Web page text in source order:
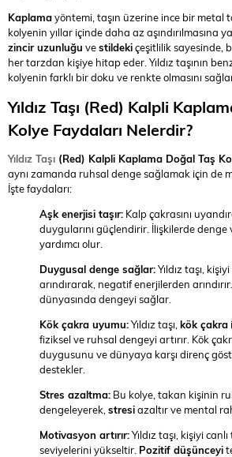
Kaplamayöntemi, taşın üzerine ince bir metal
kolyenin yıllar içinde daha az aşındırılmasına
zincir uzunluğu vestildekiçeşitlilik sayesinde,
her tarzdan kişiye hitap eder. Yıldız taşının
kolyenin farklı bir doku ve renkte olmasını
Yıldız Taşı (Red) Kalpli
Kolye Faydaları Nelerdir?
Yıldız Taşı (Red) Kalpli Kaplama Doğal Taş
aynı zamanda ruhsal denge sağlamak için de
İşte faydaları:
Aşk enerjisi taşır: Kalp çakrasını
duygularını güçlendirir. İlişkilerde
yardımcı olur.
Duygusal denge sağlar:Yıldız taşı,
arındırarak, negatif enerjilerden
dünyasında dengeyi sağlar.
Kök çakra uyumu:Yıldız taşı, kök çakra
fiziksel ve ruhsal dengeyi artırır. Kök
duygusunu ve dünyaya karşı direnç
destekler.
Stres azaltma: Bu kolye, takan kişinin
dengeleyerek, stresiazaltır ve mental
Motivasyon artırır:Yıldız taşı, kişiyi
seviyelerini yükseltir. Pozitif düşünceyi